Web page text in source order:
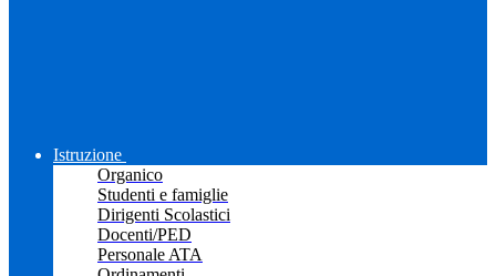
Istruzione
Organico
Studenti e famiglie
Dirigenti Scolastici
Docenti/PED
Personale ATA